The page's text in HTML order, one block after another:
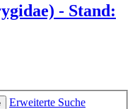
- Stand:
Erweiterte Suche